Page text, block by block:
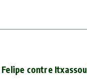
contre Itxassou